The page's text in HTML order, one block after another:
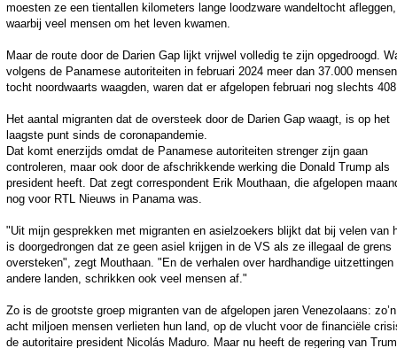
moesten ze een tientallen kilometers lange loodzware wandeltocht afleggen,
waarbij veel mensen om het leven kwamen.
Maar de route door de Darien Gap lijkt vrijwel volledig te zijn opgedroogd.
volgens de Panamese autoriteiten in februari 2024 meer dan 37.000
tocht noordwaarts waagden, waren dat er afgelopen februari nog slechts
Het aantal migranten dat de oversteek door de Darien Gap waagt, is op het
laagste punt sinds de coronapandemie.
Dat komt enerzijds omdat de Panamese autoriteiten strenger zijn gaan
controleren, maar ook door de afschrikkende werking die Donald Trump als
president heeft. Dat zegt correspondent Erik Mouthaan, die afgelopen
nog voor RTL Nieuws in Panama was.
"Uit mijn gesprekken met migranten en asielzoekers blijkt dat bij velen van
is doorgedrongen dat ze geen asiel krijgen in de VS als ze illegaal de grens
oversteken", zegt Mouthaan. "En de verhalen over hardhandige uitzettingen
andere landen, schrikken ook veel mensen af."
Zo is de grootste groep migranten van de afgelopen jaren Venezolaans: zo’n
acht miljoen mensen verlieten hun land, op de vlucht voor de financiële
de autoritaire president Nicolás Maduro. Maar nu heeft de regering van